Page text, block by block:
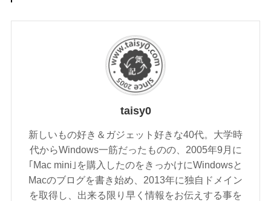
taisy0
新しいもの好き＆ガジェット好きな40代。大学時
代からWindows一筋だったものの、2005年9月に
｢Mac mini｣を購入したのをきっかけにWindowsと
Macのブログを書き始め、2013年に独自ドメイン
を取得し、出来る限り早く情報をお伝えする事を